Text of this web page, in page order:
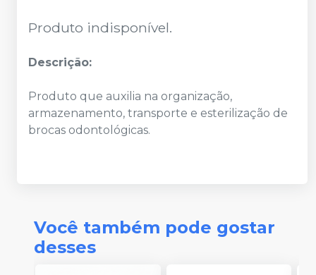
Produto indisponível.
Descrição:
Produto que auxilia na organização,
armazenamento, transporte e esterilização de
brocas odontológicas.
Você também pode gostar
desses